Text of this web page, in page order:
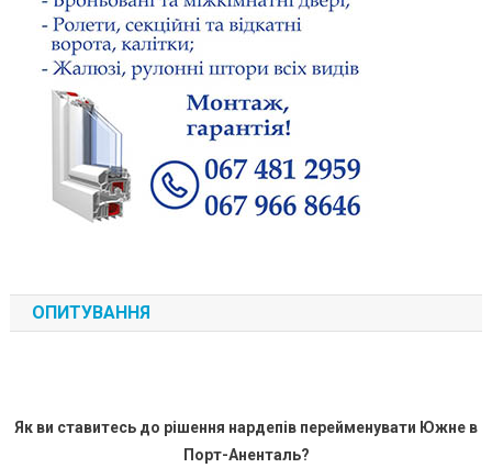
ОПИТУВАННЯ
Як ви ставитесь до рішення нардепів перейменувати Южне в
Порт-Аненталь?